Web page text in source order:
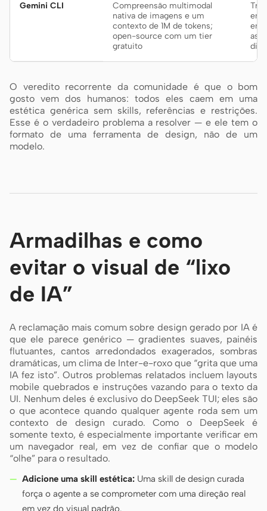
Gemini CLI
Compreensão multimodal
nativa de imagens e um
contexto de 1M de tokens;
open-source com um tier
gratuito
em
em
as
O veredito recorrente da comunidade é que o bom
gosto vem dos humanos: todos eles caem em uma
estética genérica sem skills, referências e restrições.
Esse é o verdadeiro problema a resolver — e ele tem o
formato de uma ferramenta de design, não de um
modelo.
Armadilhas e como
evitar o visual de “lixo
de IA”
A reclamação mais comum sobre design gerado por IA é
que ele parece genérico — gradientes suaves, painéis
flutuantes, cantos arredondados exagerados, sombras
dramáticas, um clima de Inter-e-roxo que “grita que uma
IA fez isto”. Outros problemas relatados incluem layouts
mobile quebrados e instruções vazando para o texto da
UI. Nenhum deles é exclusivo do DeepSeek TUI; eles são
o que acontece quando qualquer agente roda sem um
contexto de design curado. Como o DeepSeek é
somente texto, é especialmente importante verificar em
um navegador real, em vez de confiar que o modelo
“olhe” para o resultado.
Adicione uma skill estética: Uma skill de design curada
força o agente a se comprometer com uma direção real
em vez do visual padrão.